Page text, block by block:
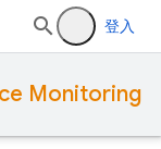
登入
Monitoring